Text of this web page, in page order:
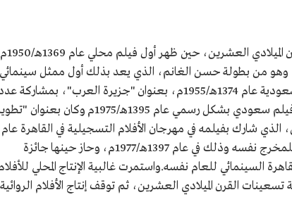
ظهرت السينما في السعودية في بداية خمسينات القرن الميلادي العشرين، حين ظهر أول فيلم محلي عام 1369هـ/1950م
وهو من بطولة حسن الغانم، الذي يعد بذلك أول ممثل سينمائي
سعودي،كما أُنتج أول فيلم سينمائي طويل حول السعودية عام 1374هـ/1955م، بعنوان "جزيرة العرب"، بمشاركة
من الممثلين المحليين،ويُؤرخ تاريخ السينما ظهور أول فيلم سعودي بشكل رسمي عام 1395هـ/1975م وكان بعنوان
شارك بفيلمه في مهرجان الأفلام التسجيلية في القاهرة عام
1396هـ/1976م،تلاه الفيلم الوثائقي "اغتيال مدينة" للمخرج نفسه وذلك في عام 1397هـ/1977م، وحاز حينها جائزة
السينمائي للعام نفسه.واستمرت غالبية الإنتاج المحلي
القرن الميلادي العشرين، ثم توقف إنتاج الأفلام الروائية